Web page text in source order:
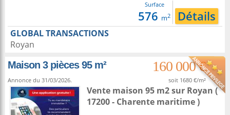
Surface
576 m2 Détails
GLOBAL TRANSACTIONS
Royan
Maison 3 pièces 95 m²
160 000 €
Annonce du 31/03/2026. soit 1680 €/m²
Vente maison 95 m2sur Royan (
17200 - Charente maritime )